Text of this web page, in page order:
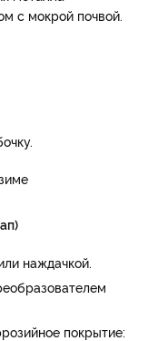
с мокрой почвой.
наждачкой.
покрытие: